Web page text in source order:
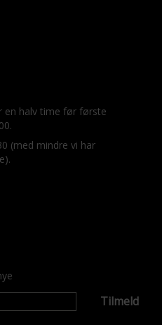
en halv time før første
(med mindre vi har
Tilmeld